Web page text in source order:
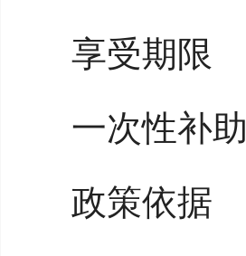
享受期限
一次性补助
政策依据